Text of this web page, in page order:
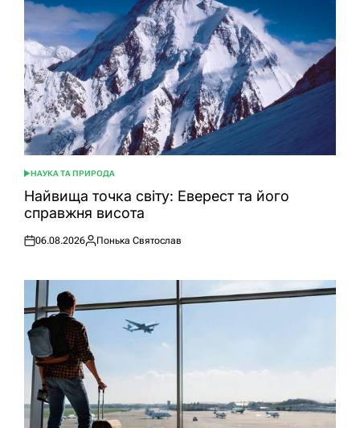
ОПУБЛІКУВАТИ
У
НАУКА ТА ПРИРОДА
Найвища точка світу: Еверест та його
справжня висота
Оприлюднено
06.08.2026
Опубліковано
Понька Святослав